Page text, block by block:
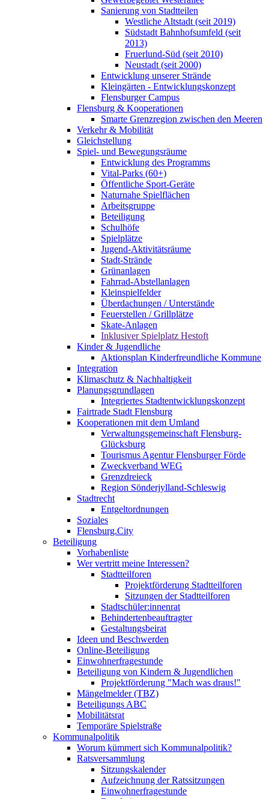
Sanierung von Stadtteilen
Westliche Altstadt (seit 2019)
Südstadt Bahnhofsumfeld (seit
2013)
Fruerlund-Süd (seit 2010)
Neustadt (seit 2000)
Entwicklung unserer Strände
Kleingärten - Entwicklungskonzept
Flensburger Campus
Flensburg & Kooperationen
Smarte Grenzregion zwischen den Meeren
Verkehr & Mobilität
Gleichstellung
Spiel- und Bewegungsräume
Entwicklung des Programms
Vital-Parks (60+)
Öffentliche Sport-Geräte
Naturnahe Spielflächen
Arbeitsgruppe
Beteiligung
Schulhöfe
Spielplätze
Jugend-Aktivitätsräume
Stadt-Strände
Grünanlagen
Fahrrad-Abstellanlagen
Kleinspielfelder
Überdachungen / Unterstände
Feuerstellen / Grillplätze
Skate-Anlagen
Inklusiver Spielplatz Hestoft
Kinder & Jugendliche
Aktionsplan Kinderfreundliche Kommune
Integration
Klimaschutz & Nachhaltigkeit
Planungsgrundlagen
Integriertes Stadtentwicklungskonzept
Fairtrade Stadt Flensburg
Kooperationen mit dem Umland
Verwaltungsgemeinschaft Flensburg-
Glücksburg
Tourismus Agentur Flensburger Förde
Zweckverband WEG
Grenzdreieck
Region Sönderjylland-Schleswig
Stadtrecht
Entgeltordnungen
Soziales
Flensburg.City
Beteiligung
Vorhabenliste
Wer vertritt meine Interessen?
Stadtteilforen
Projektförderung Stadtteilforen
Sitzungen der Stadtteilforen
Stadtschüler:innenrat
Behindertenbeauftragter
Gestaltungsbeirat
Ideen und Beschwerden
Online-Beteiligung
Einwohnerfragestunde
Beteiligung von Kindern & Jugendlichen
Projektförderung "Mach was draus!"
Mängelmelder (TBZ)
Beteiligungs ABC
Mobilitätsrat
Temporäre Spielstraße
Kommunalpolitik
Worum kümmert sich Kommunalpolitik?
Ratsversammlung
Sitzungskalender
Aufzeichnung der Ratssitzungen
Einwohnerfragestunde